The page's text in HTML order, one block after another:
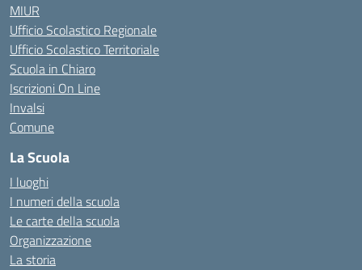
MIUR
Ufficio Scolastico Regionale
Ufficio Scolastico Territoriale
Scuola in Chiaro
Iscrizioni On Line
Invalsi
Comune
La Scuola
I luoghi
I numeri della scuola
Le carte della scuola
Organizzazione
La storia